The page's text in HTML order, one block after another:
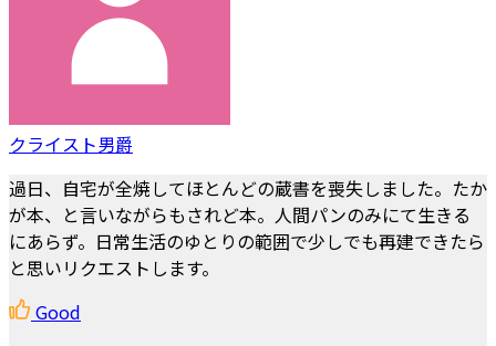
クライスト男爵
過日、自宅が全焼してほとんどの蔵書を喪失しました。たか
が本、と言いながらもされど本。人間パンのみにて生きる
にあらず。日常生活のゆとりの範囲で少しでも再建できたら
と思いリクエストします。
Good